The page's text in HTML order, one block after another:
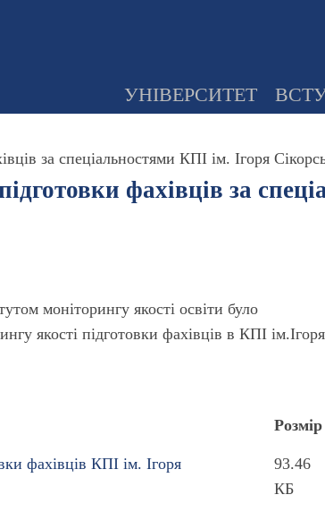
УНІВЕРСИТЕТ
за спеціальностями КПІ ім. Ігоря
фахівців за
моніторингу якості освіти було
якості підготовки фахівців в КПІ ім.Ігоря
Розмір
фахівців КПІ ім. Ігоря
93.46
КБ